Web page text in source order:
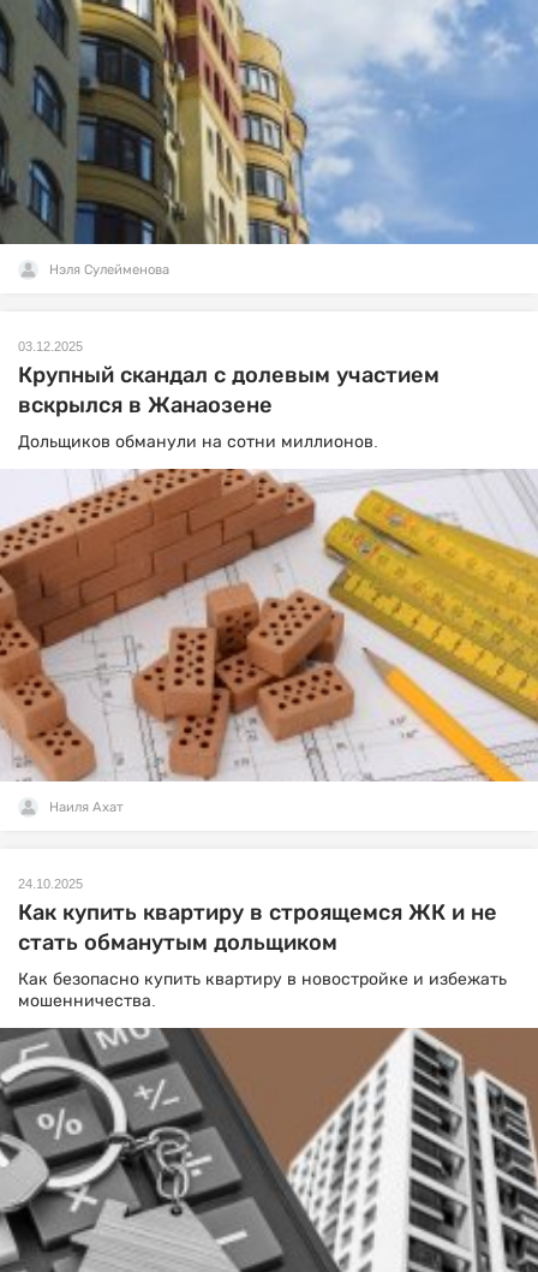
Нэля Сулейменова
03.12.2025
Крупный скандал с долевым участием
вскрылся в Жанаозене
Дольщиков обманули на сотни миллионов.
Наиля Ахат
24.10.2025
Как купить квартиру в строящемся ЖК и не
стать обманутым дольщиком
Как безопасно купить квартиру в новостройке и избежать
мошенничества.